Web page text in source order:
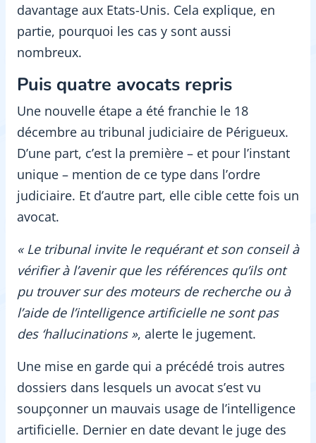
davantage aux Etats-Unis. Cela explique, en
partie, pourquoi les cas y sont aussi
nombreux.
Puis quatre avocats repris
Une nouvelle étape a été franchie le 18
décembre au tribunal judiciaire de Périgueux.
D’une part, c’est la première – et pour l’instant
unique – mention de ce type dans l’ordre
judiciaire. Et d’autre part, elle cible cette fois un
avocat.
« Le tribunal invite le requérant et son conseil à
vérifier à l’avenir que les références qu’ils ont
pu trouver sur des moteurs de recherche ou à
l’aide de l’intelligence artificielle ne sont pas
des ‘hallucinations », alerte le jugement.
Une mise en garde qui a précédé trois autres
dossiers dans lesquels un avocat s’est vu
soupçonner un mauvais usage de l’intelligence
artificielle. Dernier en date devant le juge des